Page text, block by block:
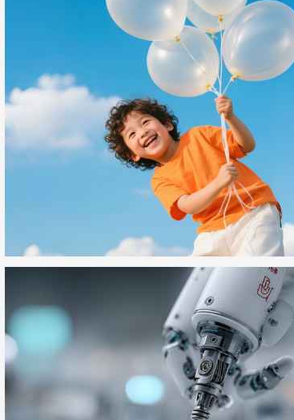
贝蜜儿
儿童营养健康类网站制作项目
富旺鑫电子